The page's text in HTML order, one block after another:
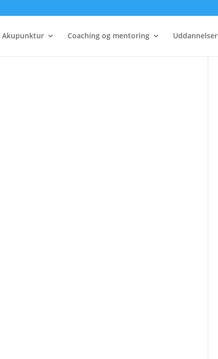
Akupunktur Coaching og mentoring Uddannelser